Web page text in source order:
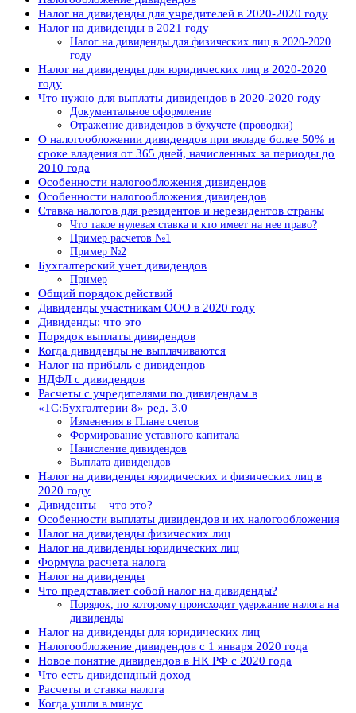
Налог на дивиденды для учредителей в 2020-2020 году
Налог на дивиденды в 2021 году
Налог на дивиденды для физических лиц в 2020-2020
году
Налог на дивиденды для юридических лиц в 2020-2020
году
Что нужно для выплаты дивидендов в 2020-2020 году
Документальное оформление
Отражение дивидендов в бухучете (проводки)
О налогообложении дивидендов при вкладе более 50% и
сроке владения от 365 дней, начисленных за периоды до
2010 года
Особенности налогообложения дивидендов
Особенности налогообложения дивидендов
Ставка налогов для резидентов и нерезидентов страны
Что такое нулевая ставка и кто имеет на нее право?
Пример расчетов №1
Пример №2
Бухгалтерский учет дивидендов
Пример
Общий порядок действий
Дивиденды участникам ООО в 2020 году
Дивиденды: что это
Порядок выплаты дивидендов
Когда дивиденды не выплачиваются
Налог на прибыль с дивидендов
НДФЛ с дивидендов
Расчеты с учредителями по дивидендам в
«1С:Бухгалтерии 8» ред. 3.0
Изменения в Плане счетов
Формирование уставного капитала
Начисление дивидендов
Выплата дивидендов
Налог на дивиденды юридических и физических лиц в
2020 году
Дивиденты – что это?
Особенности выплаты дивидендов и их налогообложения
Налог на дивиденды физических лиц
Налог на дивиденды юридических лиц
Формула расчета налога
Налог на дивиденды
Что представляет собой налог на дивиденды?
Порядок, по которому происходит удержание налога на
дивиденды
Налог на дивиденды для юридических лиц
Налогообложение дивидендов с 1 января 2020 года
Новое понятие дивидендов в НК РФ с 2020 года
Что есть дивидендный доход
Расчеты и ставка налога
Когда ушли в минус